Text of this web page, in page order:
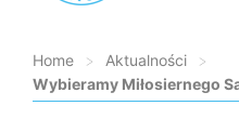
Home > Aktualności
>
Wybieramy Miłosiernego